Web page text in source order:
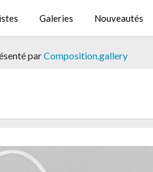
Galeries Nouveautés
parComposition.gallery